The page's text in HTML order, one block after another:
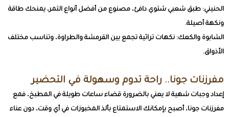
الحنيني: طبق شعبي شتوي دافئ، مصنوع من أفضل أنواع التمر، يمنحك طاقة
ونكهة أصيلة.
الشابوة والكعك: نكهات تراثية تجمع بين القرمشة والطراوة، وتناسب مختلف
الأذواق.
مفرزنات جونا.. راحة تدوم وسهولة في التحضير
إعداد وجبات شهية لا يعني بالضرورة قضاء ساعات طويلة في المطبخ، فمع
مفرزنات جونا، أصبح بإمكانك الاستمتاع بألذ المخبوزات في أي وقت، دون عناء